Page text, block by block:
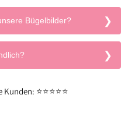
Bügelbilder?
⭐⭐⭐⭐⭐